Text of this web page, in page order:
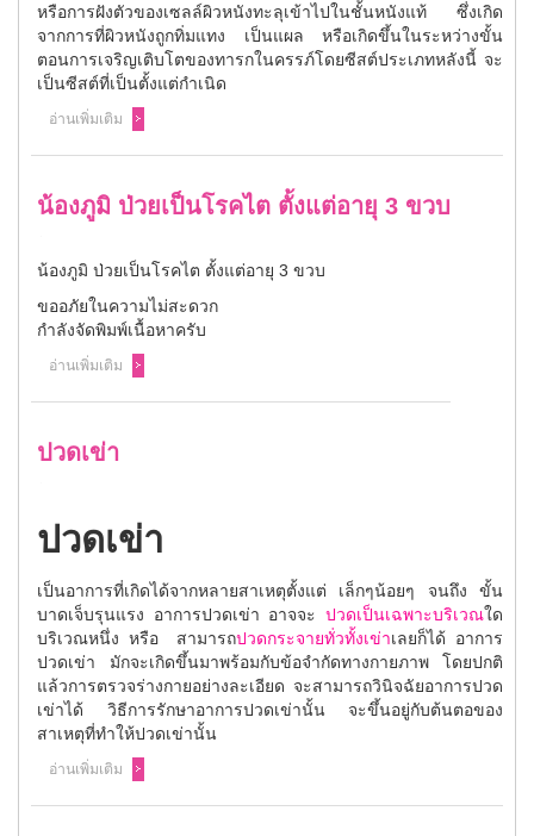
หรือการฝังตัวของเซลล์ผิวหนังทะลุเข้าไปในชั้นหนังแท้ ซึ่งเกิด
จากการที่ผิวหนังถูกทิ่มแทง เป็นแผล หรือเกิดขึ้นในระหว่างขั้น
ตอนการเจริญเติบโตของทารกในครรภ์โดยซีสต์ประเภทหลังนี้ จะ
เป็นซีสต์ที่เป็นตั้งแต่กำเนิด
อ่านเพิ่มเติม
น้องภูมิ ป่วยเป็นโรคไต ตั้งแต่อายุ 3 ขวบ
น้องภูมิ ป่วยเป็นโรคไต ตั้งแต่อายุ 3 ขวบ
ขออภัยในความไม่สะดวก
กำลังจัดพิมพ์เนื้อหาครับ
อ่านเพิ่มเติม
ปวดเข่า
ปวดเข่า
เป็นอาการที่เกิดได้จากหลายสาเหตุตั้งแต่ เล็กๆน้อยๆ จนถึง ขั้น
บาดเจ็บรุนแรง อาการปวดเข่า อาจจะ ปวดเป็นเฉพาะบริเวณใด
บริเวณหนึ่ง หรือ สามารถปวดกระจายทั่วทั้งเข่าเลยก็ได้ อาการ
ปวดเข่า มักจะเกิดขึ้นมาพร้อมกับข้อจำกัดทางกายภาพ โดยปกติ
แล้วการตรวจร่างกายอย่างละเอียด จะสามารถวินิจฉัยอาการปวด
เข่าได้ วิธีการรักษาอาการปวดเข่านั้น จะขึ้นอยู่กับต้นตอของ
สาเหตุที่ทำให้ปวดเข่านั้น
อ่านเพิ่มเติม